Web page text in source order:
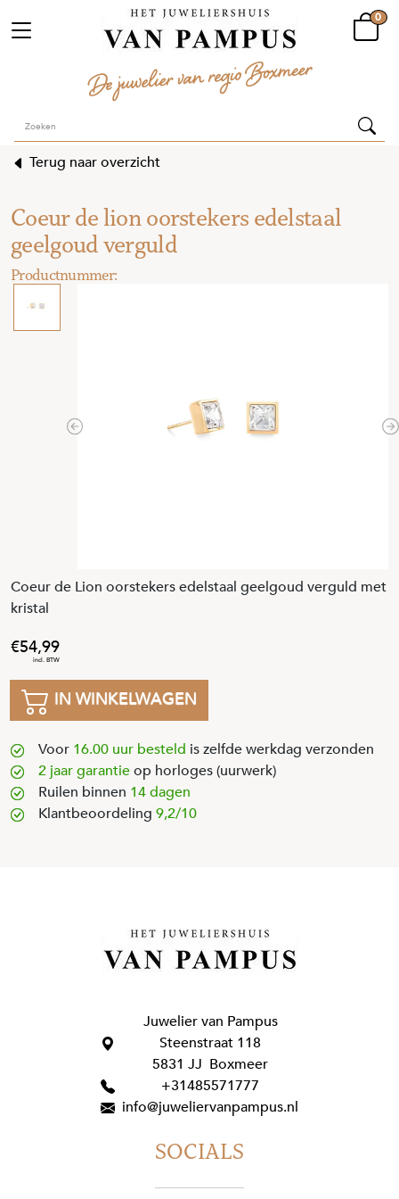
0
Terug naar overzicht
Coeur de lion oorstekers edelstaal
geelgoud verguld
Previous
Coeur de Lion oorstekers edelstaal geelgoud verguld met
kristal
54,99
IN WINKELWAGEN
Voor 16.00 uur besteld is zelfde werkdag verzonden
2 jaar garantieop horloges (uurwerk)
Ruilen binnen 14 dagen
Klantbeoordeling 9,2/10
Juwelier van Pampus
Steenstraat 118
5831 JJ Boxmeer
+31485571777
info@juweliervanpampus.nl
SOCIALS